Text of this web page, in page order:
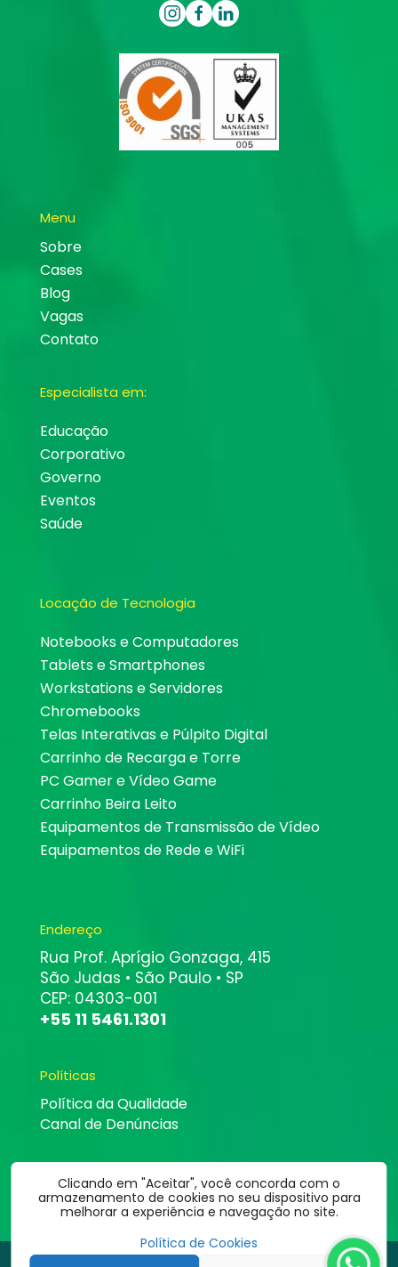
Clicando em "Aceitar", você concorda com o
armazenamento de cookies no seu dispositivo para
melhorar a experiência e navegação no site.
Política de Cookies
Menu
Sobre
Cases
Blog
Vagas
Contato
Especialista em:
Educação
Corporativo
Governo
Eventos
Saúde
Locação de Tecnologia
Notebooks e Computadores
Tablets e Smartphones
Workstations e Servidores
Chromebooks
Telas Interativas e Púlpito Digital
Carrinho de Recarga e Torre
PC Gamer e Vídeo Game
Carrinho Beira Leito
Equipamentos de Transmissão de Vídeo
Equipamentos de Rede e WiFi
Endereço
Rua Prof. Aprígio Gonzaga, 415
São Judas • São Paulo • SP
CEP: 04303-001
+55 11 5461.1301
Políticas
Política da Qualidade
Canal de Denúncias